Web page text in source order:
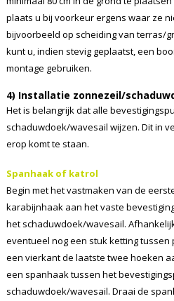
plaats u bij voorkeur ergens waar ze
bijvoorbeeld op scheiding van terras/
kunt u, indien stevig geplaatst, een
montage gebruiken.
4) Installatie zonnezeil/
Het is belangrijk dat alle
schaduwdoek/wavesail wijzen. Dit in
erop komt te staan.
Spanhaak of katrol
Begin met het vastmaken van de
karabijnhaak aan het vaste
het schaduwdoek/wavesail.
eventueel nog een stuk ketting tussen
een vierkant de laatste twee hoeken
een spanhaak tussen het
schaduwdoek/wavesail. Draai de